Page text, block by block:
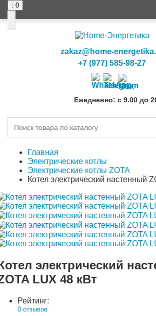
: 0
zakaz@home-
+7 (977) 585-98-27
Ежедневно: с 9.00 до
Главная
Электрические котлы
Электрические котлы ZOTA
Котел электрический настенный
электрический
LUX 48 кВт
Рейтинг:
0 отзывов